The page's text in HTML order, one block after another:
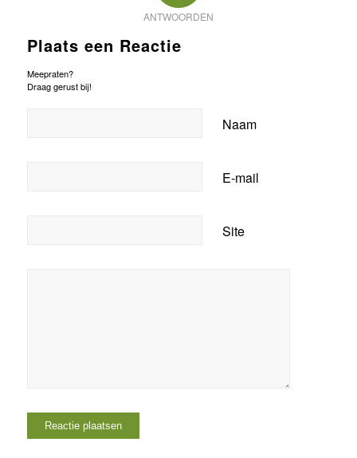
ANTWOORDEN
Plaats een Reactie
Meepraten?
Draag gerust bij!
Naam
E-mail
Site